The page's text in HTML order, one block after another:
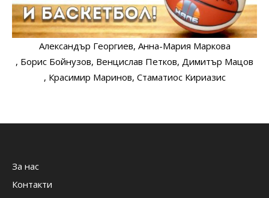
Александър Георгиев, Анна-Мария Маркова
, Борис Бойнузов, Венцислав Петков, Димитър Мацов
, Красимир Маринов, Стаматиос Кириазис
За нас
Контакти